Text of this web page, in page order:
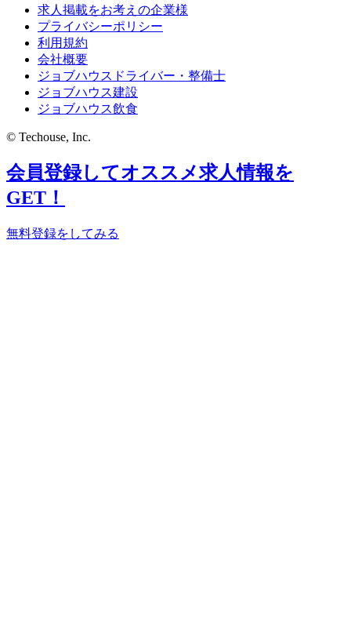
求人掲載をお考えの企業様
プライバシーポリシー
利用規約
会社概要
ジョブハウスドライバー・整備士
ジョブハウス建設
ジョブハウス飲食
© Techouse, Inc.
会員登録してオススメ求人情報を
GET！
無料登録をしてみる